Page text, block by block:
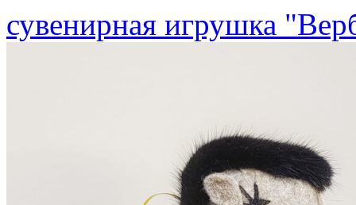
сувенирная игрушка